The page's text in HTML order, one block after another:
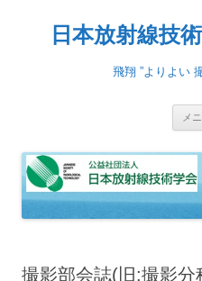
日本放射線技
飛翔 ”よりよい
メ
撮影部会誌(旧:撮影分